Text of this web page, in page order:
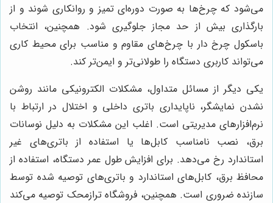
می‌شود که چرخ‌ها به صورت دوره‌ای تمیز و روانکاری شوند و از
بارگذاری بیش از حد مجاز جلوگیری شود. همچنین، انتخاب
باسکول چرخ دار با چرخ‌های مقاوم و مناسب برای محیط کاری
می‌تواند کاربری دستگاه را طولانی‌تر و ایمن‌تر کند.
یکی دیگر از مسائل متداول، مشکلات الکترونیکی مانند روشن
نشدن نمایشگر، ناپایداری باتری داخلی و اختلال در ارتباط با
نرم‌افزارهای مدیریتی است. اغلب این مشکلات به دلیل نوسانات
برق، نصب نامناسب کابل‌ها یا استفاده از باتری‌های غیر
استاندارد رخ می‌دهد. برای افزایش طول عمر دستگاه، استفاده از
محافظ برق، کابل‌های استاندارد و باتری‌های توصیه شده توسط
سازنده ضروری است. همچنین، فروشگاه ترازمحک توصیه می‌کند